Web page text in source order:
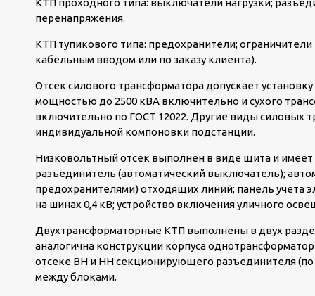
КТП проходного типа: выключатели нагрузки;
перенапряжения.
КТП тупикового типа: предохранители;
кабельным вводом или по заказу клиента).
Отсек силового трансформатора допускает
мощностью до 2500 кВА включительно и сухого
включительно по ГОСТ 12022. Другие виды силовых
индивидуальной компоновки подстанции.
Низковольтный отсек выполнен в виде щита и
разъединитель (автоматический выключатель);
предохранителями) отходящих линий; панель учета
на шинах 0,4 кВ; устройство включения уличного
Двухтрансформаторные КТП выполнены в двух
аналогична конструкции корпуса
отсеке ВН и НН секционирующего разъединителя (по
между блоками.